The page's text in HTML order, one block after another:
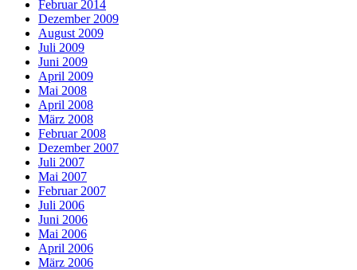
Februar 2014
Dezember 2009
August 2009
Juli 2009
Juni 2009
April 2009
Mai 2008
April 2008
März 2008
Februar 2008
Dezember 2007
Juli 2007
Mai 2007
Februar 2007
Juli 2006
Juni 2006
Mai 2006
April 2006
März 2006